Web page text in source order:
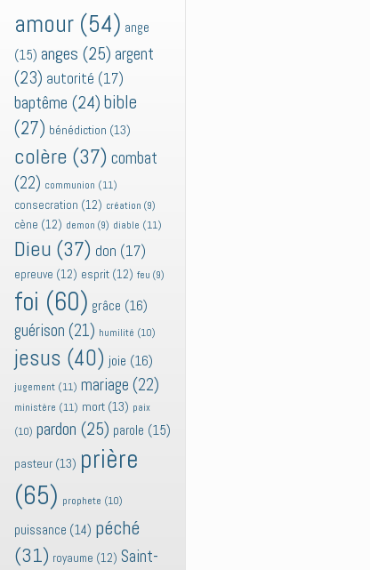
amour (54) ange
(15) anges (25) argent
(23) autorité (17)
baptême (24) bible
(27) bénédiction (13)
colère (37) combat
(22) communion (11)
consecration (12) création (9)
cène (12) demon (9) diable (11)
Dieu (37) don (17)
epreuve (12) esprit (12) feu (9)
foi (60) grâce (16)
guérison (21) humilité (10)
jesus (40) joie (16)
jugement (11) mariage (22)
ministère (11) mort (13) paix
(10) pardon (25) parole (15)
pasteur (13) prière
(65) prophete (10)
puissance (14) péché
(31) royaume (12) Saint-